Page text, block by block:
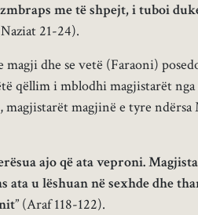
me të shpejt, i tuboi
21-24).
dhe se vetë (Faraoni)
qëllim i mblodhi magjistarët
magjinë e tyre ndërsa
ajo që ata veproni.
ata u lëshuan në sexhde dhe
” (Araf 118-122).